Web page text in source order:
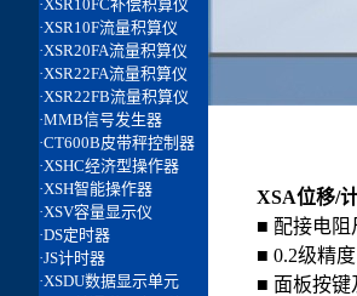
XSA位移/
■ 配接电阻
■ 0.2级精
■ 面板按键